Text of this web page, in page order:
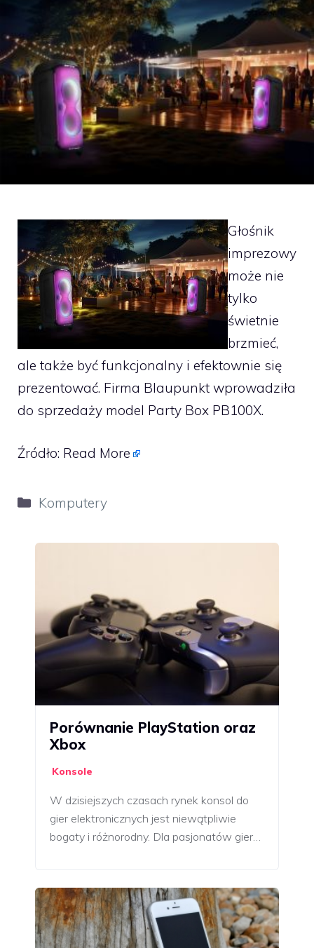
Głośnik
imprezowy
może nie
tylko
świetnie
brzmieć,
ale także być funkcjonalny i efektownie się
prezentować. Firma Blaupunkt wprowadziła
do sprzedaży model Party Box PB100X.
Źródło: Read More
Kategorie
Komputery
Porównanie PlayStation oraz
Xbox
Konsole
W dzisiejszych czasach rynek konsol do
gier elektronicznych jest niewątpliwie
bogaty i różnorodny. Dla pasjonatów gier…